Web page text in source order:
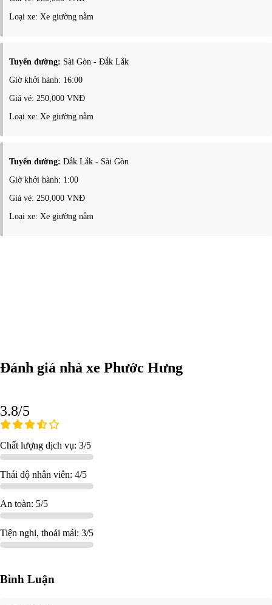
Loại xe: Xe giường nằm
Tuyến đường: Sài Gòn - Đắk Lắk
Giờ khởi hành: 16:00
Giá vé: 250,000 VNĐ
Loại xe: Xe giường nằm
Tuyến đường: Đắk Lắk - Sài Gòn
Giờ khởi hành: 1:00
Giá vé: 250,000 VNĐ
Loại xe: Xe giường nằm
Đánh giá nhà xe Phước Hưng
3.8/5
Chất lượng dịch vụ: 3/5
Thái độ nhân viên: 4/5
An toàn: 5/5
Tiện nghi, thoải mái: 3/5
Bình Luận